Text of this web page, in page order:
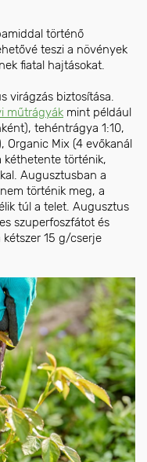
történő
teszi a növények
fiatal hajtásokat.
virágzás biztosítása.
műtrágyák mint például
tehéntrágya 1:10,
Organic Mix (4 evőkanál
kéthetente történik,
Augusztusban a
történik meg, a
túl a telet. Augusztus
szuperfoszfátot és
15 g/cserje